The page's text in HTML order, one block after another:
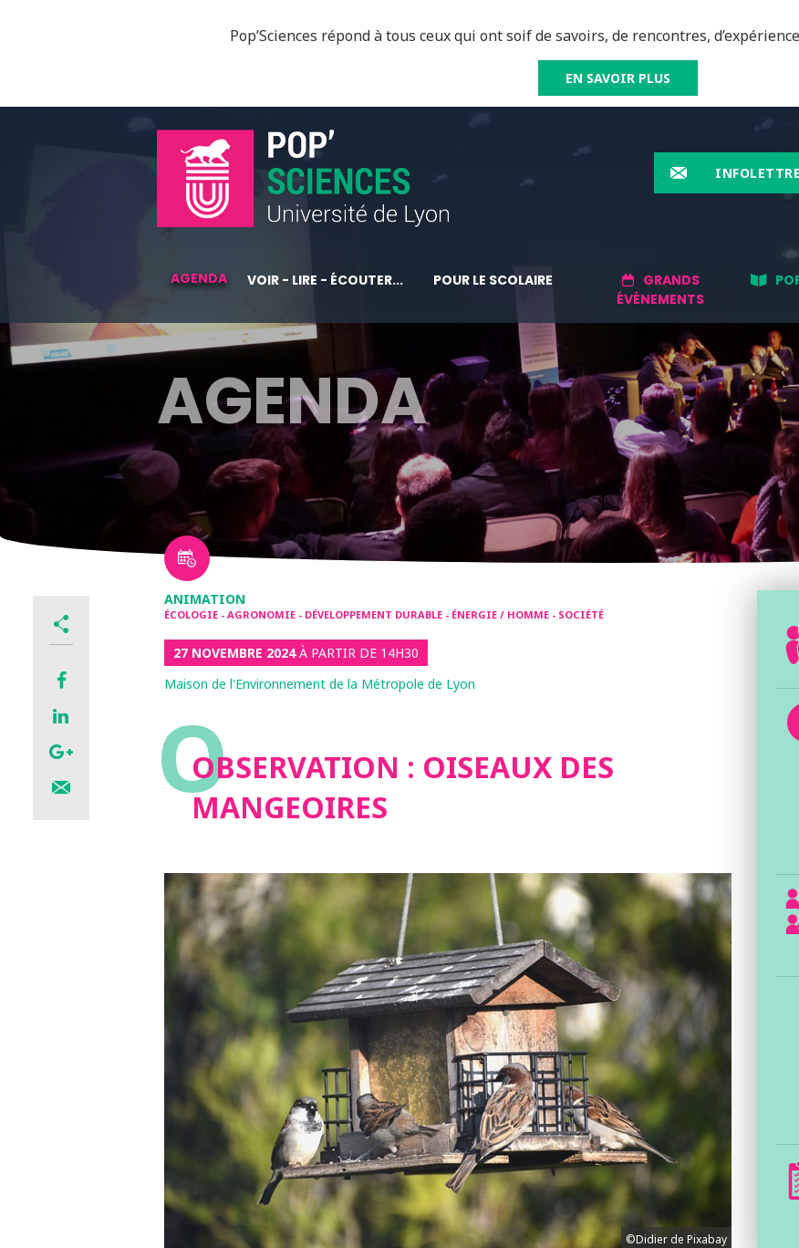
Pop’Sciences répond à tous ceux qui ont soif de savoirs, de rencontres,
EN SAVOIR PLUS
INFOLETTRE
AGENDA VOIR - LIRE - ÉCOUTER... POUR LE SCOLAIRE
GRANDS
ÉVÉNEMENTS
AGENDA
ANIMATION
ÉCOLOGIE - AGRONOMIE - DÉVELOPPEMENT DURABLE - ÉNERGIE / HOMME - SOCIÉTÉ
27 NOVEMBRE 2024À PARTIR DE 14H30
Maison de l'Environnement de la Métropole de Lyon
OOBSERVATION : OISEAUX DES
MANGEOIRES
©Didier de Pixabay